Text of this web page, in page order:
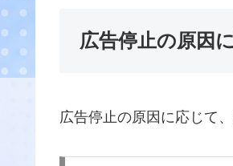
広告停止の原因
広告停止の原因に応じて